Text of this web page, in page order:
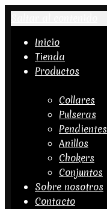
Inicio
Tienda
Productos
Collares
Pulseras
Pendientes
Anillos
Chokers
Conjuntos
Sobre nosotros
Contacto